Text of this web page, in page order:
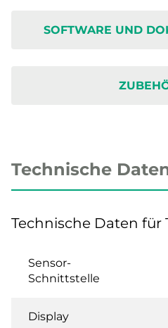
SOFTWARE UND
Technische
Technische Daten für
Sensor-
Schnittstelle
Display